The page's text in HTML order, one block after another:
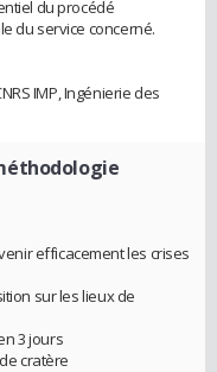
du procédé
du service concerné.
IMP, Ingénierie des
efficacement les crises
sur les lieux de
3 jours
cratère